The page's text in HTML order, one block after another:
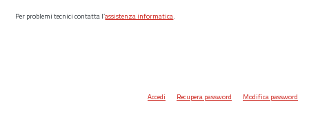
Per problemi tecnici contatta l’assistenza informatica.
Accedi Recupera password Modifica password